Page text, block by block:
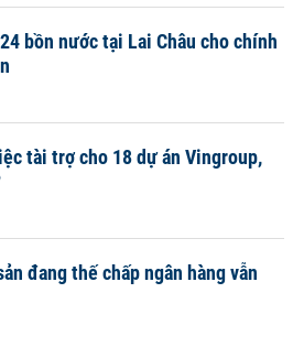
bồn nước tại Lai Châu cho chính
tài trợ cho 18 dự án Vingroup,
đang thế chấp ngân hàng vẫn